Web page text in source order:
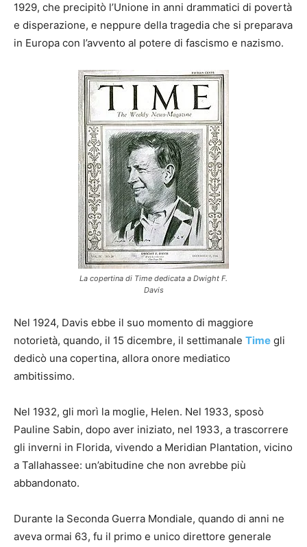
1929, che precipitò l’Unione in anni drammatici di povertà
e disperazione, e neppure della tragedia che si preparava
in Europa con l’avvento al potere di fascismo e nazismo.
La copertina di Time dedicata a Dwight F.
Davis
Nel 1924, Davis ebbe il suo momento di maggiore
notorietà, quando, il 15 dicembre, il settimanale Time gli
dedicò una copertina, allora onore mediatico
ambitissimo.
Nel 1932, gli morì la moglie, Helen. Nel 1933, sposò
Pauline Sabin, dopo aver iniziato, nel 1933, a trascorrere
gli inverni in Florida, vivendo a Meridian Plantation, vicino
a Tallahassee: un’abitudine che non avrebbe più
abbandonato.
Durante la Seconda Guerra Mondiale, quando di anni ne
aveva ormai 63, fu il primo e unico direttore generale